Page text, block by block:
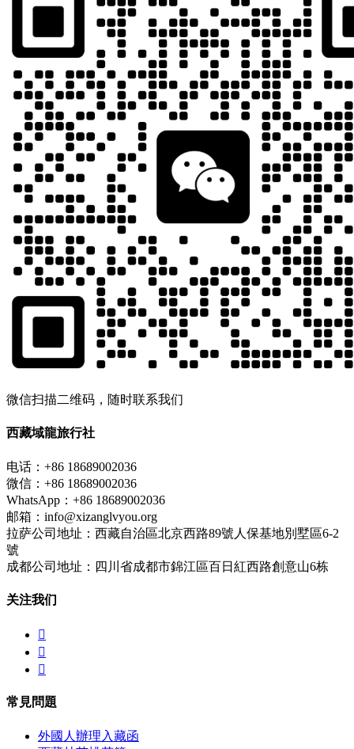
微信扫描二维码，随时联系我们
西藏域龍旅行社
电话：+86 18689002036
微信：+86 18689002036
WhatsApp：+86 18689002036
邮箱：info@xizanglvyou.org
拉萨公司地址：西藏自治區北京西路89號人保基地別墅區6-2
號
成都公司地址：四川省成都市錦江區百日紅西路創意山6栋
关注我们



常見問題
外國人辦理入藏函